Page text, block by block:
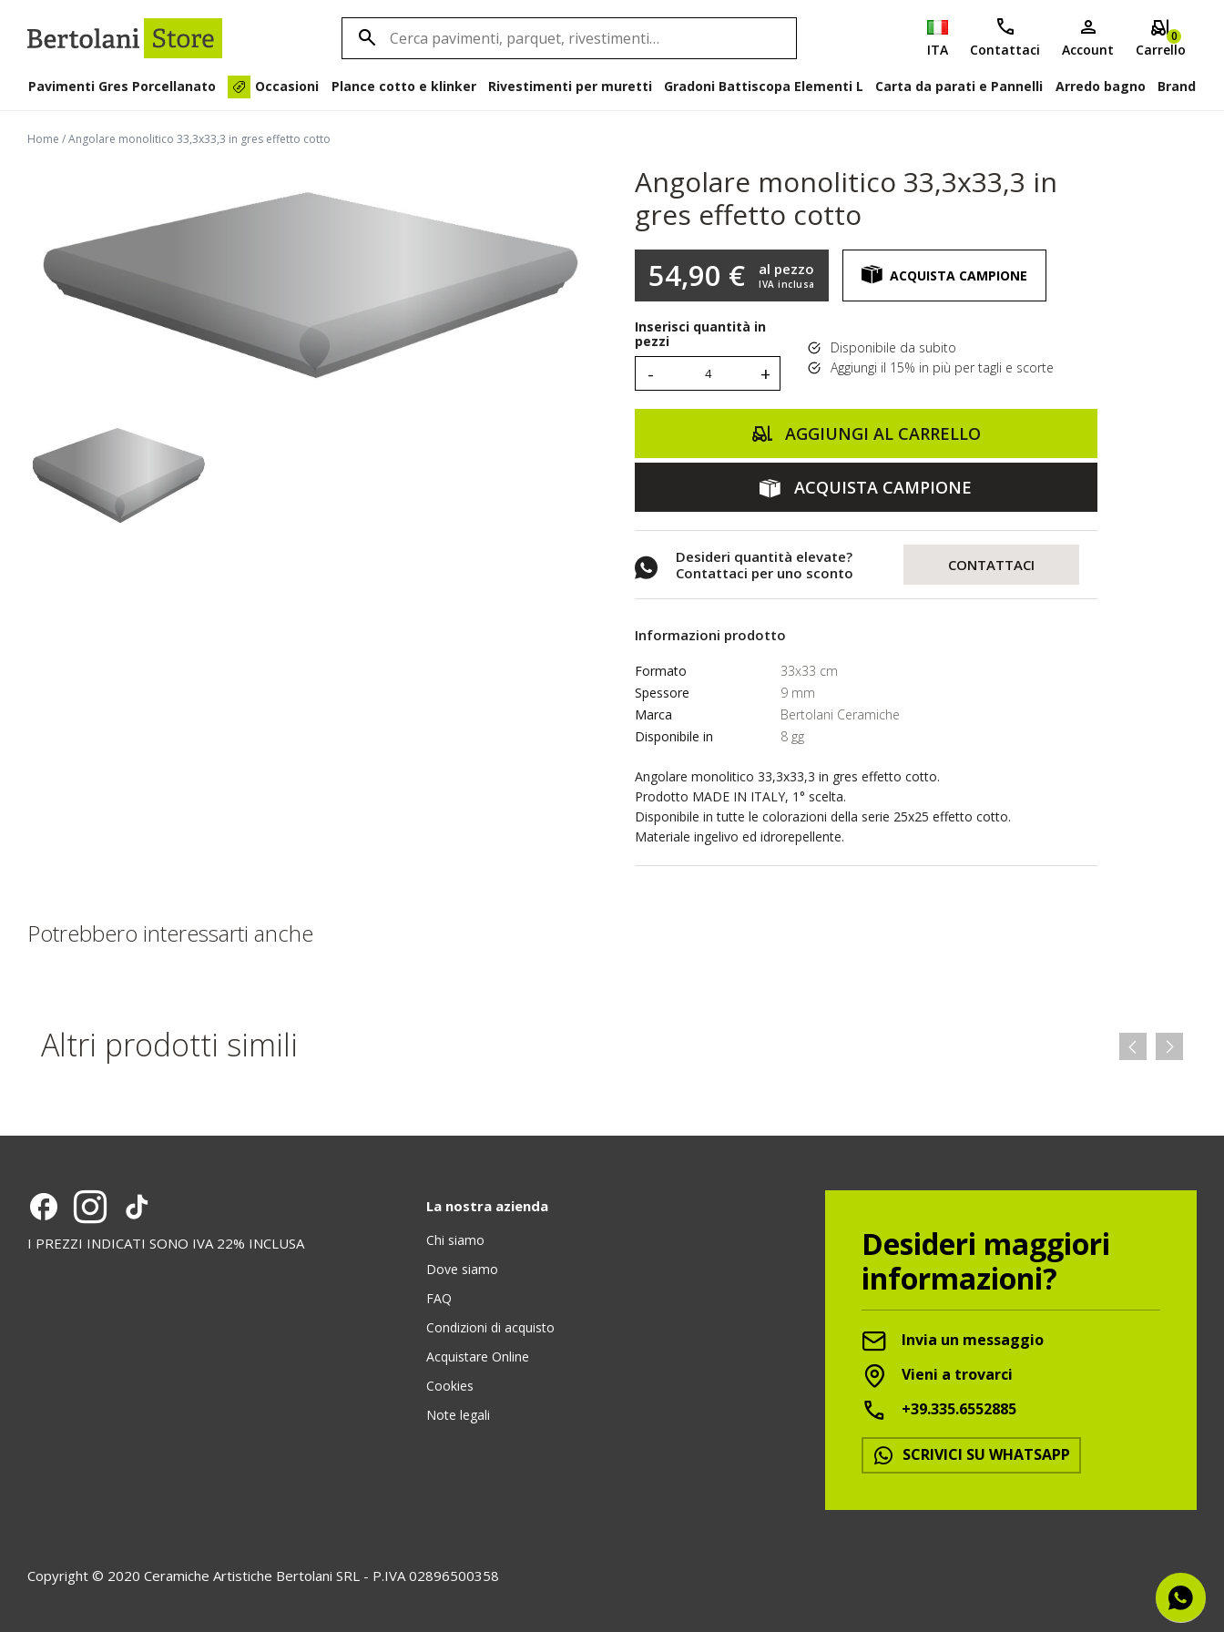
ITA Contattaci Account
0
Carrello
Pavimenti Gres Porcellanato Occasioni Plance cotto e klinker Rivestimenti per muretti Gradoni Battiscopa Elementi L Carta da parati e Pannelli Arredo bagno Brand
Home /Angolare monolitico 33,3x33,3 in gres effetto cotto
Angolare monolitico 33,3x33,3 in
gres effetto cotto
54,90 € IVA inclusa
al pezzo ACQUISTA CAMPIONE
Inserisci quantità in
pezzi
- +
Disponibile da subito
Aggiungi il 15% in più per tagli e scorte
AGGIUNGI AL CARRELLO
ACQUISTA CAMPIONE
Desideri quantità elevate?
Contattaci per uno sconto
CONTATTACI
Informazioni prodotto
Formato
33x33 cm
Spessore
9 mm
Marca
Bertolani Ceramiche
Disponibile in
8 gg
Angolare monolitico 33,3x33,3 in gres effetto cotto.
Prodotto MADE IN ITALY, 1° scelta.
Disponibile in tutte le colorazioni della serie 25x25 effetto cotto.
Materiale ingelivo ed idrorepellente.
Potrebbero interessarti anche
Altri prodotti simili
I PREZZI INDICATI SONO IVA 22% INCLUSA
La nostra azienda
Chi siamo
Dove siamo
FAQ
Condizioni di acquisto
Acquistare Online
Cookies
Note legali
Desideri maggiori
informazioni?
Invia un messaggio
Vieni a trovarci
+39.335.6552885
SCRIVICI SU WHATSAPP
Copyright © 2020 Ceramiche Artistiche Bertolani SRL - P.IVA 02896500358